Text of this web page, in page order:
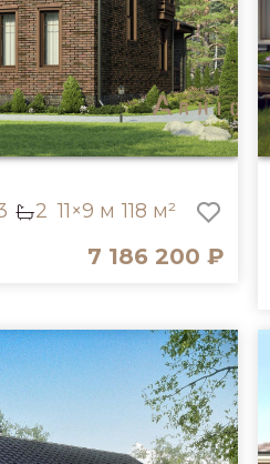
2 11×9 м 118 м²
7 186 200 ₽